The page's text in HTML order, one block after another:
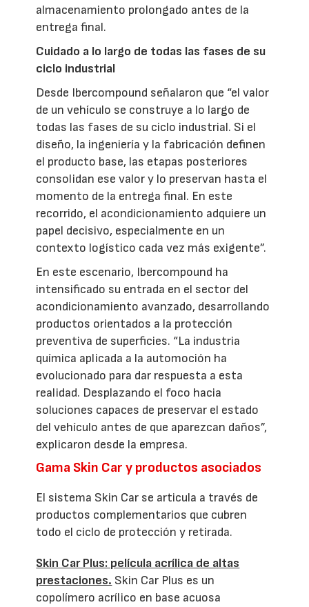
almacenamiento prolongado antes de la
entrega final.
Cuidado a lo largo de todas las fases de su
ciclo industrial
Desde Ibercompound señalaron que “el valor
de un vehículo se construye a lo largo de
todas las fases de su ciclo industrial. Si el
diseño, la ingeniería y la fabricación definen
el producto base, las etapas posteriores
consolidan ese valor y lo preservan hasta el
momento de la entrega final. En este
recorrido, el acondicionamiento adquiere un
papel decisivo, especialmente en un
contexto logístico cada vez más exigente”.
En este escenario, Ibercompound ha
intensificado su entrada en el sector del
acondicionamiento avanzado, desarrollando
productos orientados a la protección
preventiva de superficies. “La industria
química aplicada a la automoción ha
evolucionado para dar respuesta a esta
realidad. Desplazando el foco hacia
soluciones capaces de preservar el estado
del vehículo antes de que aparezcan daños”,
explicaron desde la empresa.
Gama Skin Car y productos asociados
El sistema Skin Car se articula a través de
productos complementarios que cubren
todo el ciclo de protección y retirada.
Skin Car Plus: película acrílica de altas
prestaciones. Skin Car Plus es un
copolímero acrílico en base acuosa